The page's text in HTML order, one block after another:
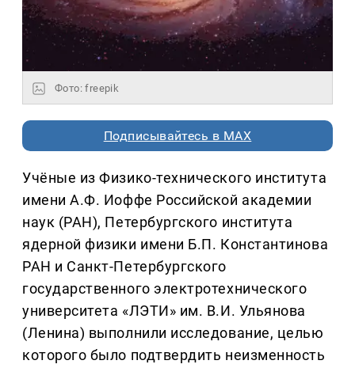
Фото: freepik
Подписывайтесь в MAX
Учёные из Физико-технического института
имени А.Ф. Иоффе Российской академии
наук (РАН), Петербургского института
ядерной физики имени Б.П. Константинова
РАН и Санкт-Петербургского
государственного электротехнического
университета «ЛЭТИ» им. В.И. Ульянова
(Ленина) выполнили исследование, целью
которого было подтвердить неизменность